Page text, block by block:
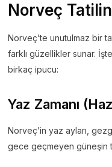
Norveç
Norveç’te unutulmaz bir
farklı güzellikler sunar.
birkaç ipucu:
Yaz Zamanı
Norveç’in yaz ayları,
gece geçmeyen güneşin